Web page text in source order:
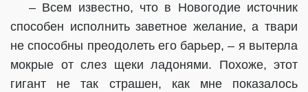
– Всем известно, что в Новогодие источник
способен исполнить заветное желание, а твари
не способны преодолеть его барьер, – я вытерла
мокрые от слез щеки ладонями. Похоже, этот
гигант не так страшен, как мне показалось